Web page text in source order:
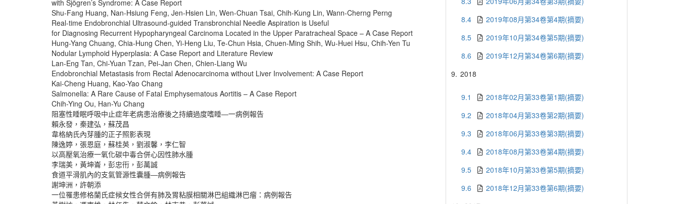
with Sjögren’s Syndrome: A Case Report
Shu-Fang Huang, Nan-Hsiung Feng, Jen-Hsien Lin, Wen-Chuan Tsai, Chih-Kung Lin, Wann-Cherng Perng
Real-time Endobronchial Ultrasound-guided Transbronchial Needle Aspiration is Useful
for Diagnosing Recurrent Hypopharyngeal Carcinoma Located in the Upper Paratracheal Space – A Case Report
Hung-Yang Chuang, Chia-Hung Chen, Yi-Heng Liu, Te-Chun Hsia, Chuen-Ming Shih, Wu-Huei Hsu, Chih-Yen Tu
Nodular Lymphoid Hyperplasia: A Case Report and Literature Review
Lan-Eng Tan, Chi-Yuan Tzan, Pei-Jan Chen, Chien-Liang Wu
Endobronchial Metastasis from Rectal Adenocarcinoma without Liver Involvement: A Case Report
Kai-Cheng Huang, Kao-Yao Chang
Salmonella: A Rare Cause of Fatal Emphysematous Aortitis – A Case Report
Chih-Ying Ou, Han-Yu Chang
阻塞性睡眠呼吸中止症年老病患治療後之持續過度嗜睡―一病例報告
賴永發，秦建弘，蘇茂昌
韋格納氏內芽腫的正子照影表現
陳逸婷，張恩庭，蘇桂英，劉淑馨，李仁智
以高壓氧治療一氧化碳中毒合併心因性肺水腫
李瑞美，黃坤崙，彭忠衎，彭萬誠
食道平滑肌內的支氣管源性囊腫―病例報告
謝坤洲，許朝添
一位罹患修格蘭氏症候女性合併有肺及胃粘膜相關淋巴組織淋巴瘤：病例報告
8.4
2019年08月第34卷第4期(摘要)
8.5
2019年10月第34卷第5期(摘要)
8.6
2019年12月第34卷第6期(摘要)
9. 2018
9.1
2018年02月第33卷第1期(摘要)
9.2
2018年04月第33卷第2期(摘要)
9.3
2018年06月第33卷第3期(摘要)
9.4
2018年08月第33卷第4期(摘要)
9.5
2018年10月第33卷第5期(摘要)
9.6
2018年12月第33卷第6期(摘要)